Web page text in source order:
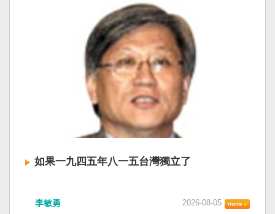
紅色恐怖正在世界各地蔓延，今年論壇主題聚焦
討論全球的民主韌性、灰帶侵擾的因應聯防，以
及非紅供應鏈的重塑，更加反映出台灣在國際社
會中的角色定位，以及期許台灣能承擔的國際責
任。 賴清德表示，當今台灣的民主成就受到國際
的肯定，面對中國「民促法」的威脅，台灣不會
接受統戰滲透和紅色恐怖、不會坐視中國將壓迫
黑手伸進台灣，或任何自由國家與地區。 賴清德
強調，台灣會以行動積極響應，落實「集體防
禦、責任分擔」，並將持續提升國防力量、強化
量，確保印太區域的和平穩定；台灣也將善用
韌性，讓彼此的國家更安全更繁榮。 最後，賴清
「適應不同群體消費需求擴大優質供給」。顯然
七月中國官方的經濟數字，製造業採購經理人指
數PMI，由六月的五十．三％大幅滑落至四十九．
二％，不僅低於預估的五十．一％，更一舉跌破
五十％榮枯線，加上非製造業和綜合PMI產出指數
三大核心指標同步跌穿榮枯線，習近平的梭哈
（孤注一擲）失敗，在會議文件上不得不兩處承
認「困難」。 一處是「有效應對各種外部衝擊和
內部困難」，後面提及「要高度重視經濟運行中
的困難挑戰」。其後各段落所說的例如公平競
企業帳款拖欠問題」，更暴露企業之間拖欠已經
到「兜牢基層『三保』底線」和「抓好『一老一
如果一九四五年八一五台灣獨立了
的歷史就不會有中國國民黨，也不會捲入迄今仍
李敏勇 2026-08-05